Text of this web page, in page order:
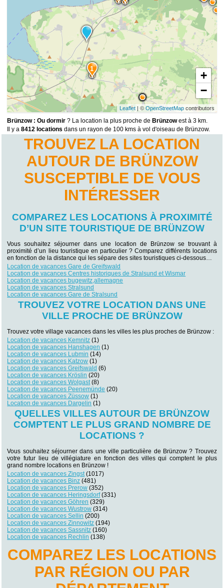
1
+
−
Leaflet| © OpenStreetMapcontributors
Brünzow : Ou dormir ? La location la plus proche de Brünzowest à 3 km.
Il y a8412 locations dans un rayon de 100 kms à vol d'oiseau de Brünzow.
TROUVEZ LA LOCATION
AUTOUR DE BRÜNZOW
SUSCEPTIBLE DE VOUS
INTÉRESSER
COMPAREZ LES LOCATIONS À PROXIMITÉ
D’UN SITE TOURISTIQUE DE BRÜNZOW
Vous souhaitez séjourner dans une location de Brünzow se trouvant à
proximité d’un lieu touristique en particulier ? Comparez différents locations
en fonction de la distance qui les sépare des sites touristiques ci-dessous…
Location de vacances Gare de Greifswald
Location de vacances Centres historiques de Stralsund et Wismar
Location de vacances bugewitz,allemagne
Location de vacances Stralsund
Location de vacances Gare de Stralsund
TROUVEZ VOTRE LOCATION DANS UNE
VILLE PROCHE DE BRÜNZOW
Trouvez votre village vacances dans les villes les plus proches de Brünzow :
Location de vacances Kemnitz (1)
Location de vacances Hanshagen (1)
Location de vacances Lubmin (14)
Location de vacances Katzow (1)
Location de vacances Greifswald (6)
Location de vacances Kröslin (20)
Location de vacances Wolgast(8)
Location de vacances Peenemünde (20)
Location de vacances Züssow (1)
Location de vacances Dargelin (1)
QUELLES VILLES AUTOUR DE BRÜNZOW
COMPTENT LE PLUS GRAND NOMBRE DE
LOCATIONS ?
Vous souhaitez séjourner dans une ville particulière de Brünzow ? Trouvez
votre futur lieu de villégiature en fonction des villes qui comptent le plus
grand nombre locations en Brünzow !
Location de vacances Zingst(1017)
Location de vacances Binz (481)
Location de vacances Prerow (352)
Location de vacances Heringsdorf(331)
Location de vacances Göhren (329)
Location de vacances Wustrow (314)
Location de vacances Sellin (200)
Location de vacances Zinnowitz (194)
Location de vacances Sassnitz (160)
Location de vacances Rechlin (138)
COMPAREZ LES LOCATIONS
PAR RÉGION OU PAR